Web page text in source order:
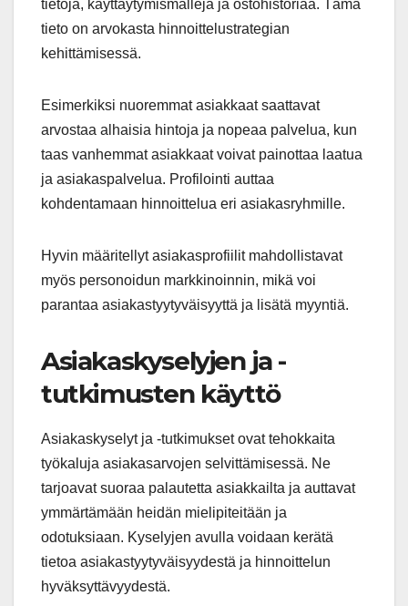
tietoja, käyttäytymismalleja ja ostohistoriaa. Tämä
tieto on arvokasta hinnoittelustrategian
kehittämisessä.
Esimerkiksi nuoremmat asiakkaat saattavat
arvostaa alhaisia hintoja ja nopeaa palvelua, kun
taas vanhemmat asiakkaat voivat painottaa laatua
ja asiakaspalvelua. Profilointi auttaa
kohdentamaan hinnoittelua eri asiakasryhmille.
Hyvin määritellyt asiakasprofiilit mahdollistavat
myös personoidun markkinoinnin, mikä voi
parantaa asiakastyytyväisyyttä ja lisätä myyntiä.
Asiakaskyselyjen ja -
tutkimusten käyttö
Asiakaskyselyt ja -tutkimukset ovat tehokkaita
työkaluja asiakasarvojen selvittämisessä. Ne
tarjoavat suoraa palautetta asiakkailta ja auttavat
ymmärtämään heidän mielipiteitään ja
odotuksiaan. Kyselyjen avulla voidaan kerätä
tietoa asiakastyytyväisyydestä ja hinnoittelun
hyväksyttävyydestä.